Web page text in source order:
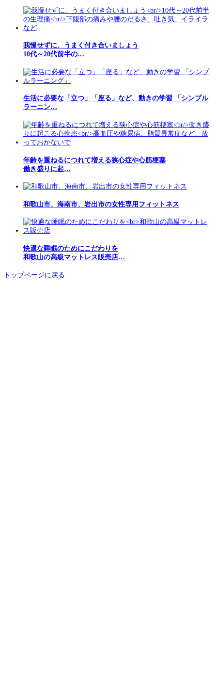
我慢せずに、うまく付き合いましょう
10代～20代前半の…
生活に必要な「立つ」「座る」など、動きの学習 「シンプル
ラーニン…
年齢を重ねるにつれて増える狭心症や心筋梗塞
働き盛りに起…
和歌山市、海南市、岩出市の女性専用フィットネス
快適な睡眠のためにこだわりを
和歌山の高級マットレス販売店…
トップページに戻る